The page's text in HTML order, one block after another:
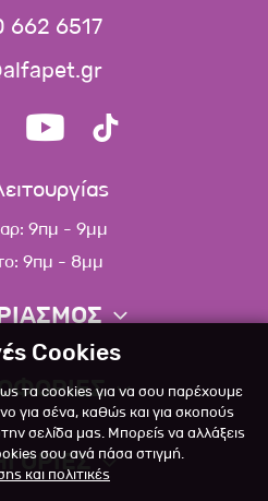
662 6517
9πμ - 9μμ
9πμ - 8μμ
λογαριασμού
επιστροφών
Cookies
τα cookies για να σου παρέχουμε
για σένα, καθώς και για σκοπούς
σελίδα μας. Μπορείς να αλλάξεις
σου ανά πάσα στιγμή.
και πολιτικές